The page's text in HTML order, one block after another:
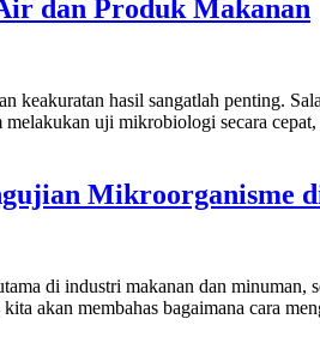
dan Produk Makanan
hasil sangatlah penting.
uji mikrobiologi secara
Mikroorganisme
di industri makanan dan minuman,
akan membahas bagaimana cara